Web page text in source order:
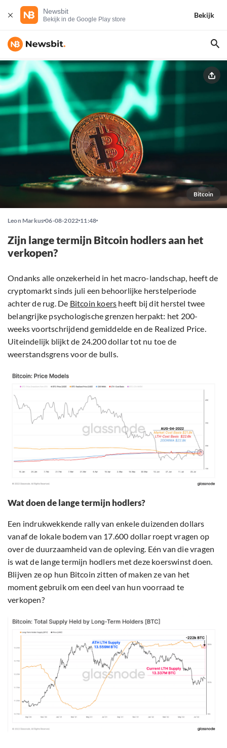
Newsbit
Bekijk in de Google Play store
Bekijk
Bitcoin
Leon Markus 06-08-2022 11:48
Zijn lange termijn Bitcoin hodlers aan het
verkopen?
Ondanks alle onzekerheid in het macro-landschap, heeft de
cryptomarkt sinds juli een behoorlijke herstelperiode
achter de rug. De Bitcoin koers heeft bij dit herstel twee
belangrijke psychologische grenzen herpakt: het 200-
weeks voortschrijdend gemiddelde en de Realized Price.
Uiteindelijk blijkt de 24.200 dollar tot nu toe de
weerstandsgrens voor de bulls.
Wat doen de lange termijn hodlers?
Een indrukwekkende rally van enkele duizenden dollars
vanaf de lokale bodem van 17.600 dollar roept vragen op
over de duurzaamheid van de opleving. Eén van die vragen
is wat de lange termijn hodlers met deze koerswinst doen.
Blijven ze op hun Bitcoin zitten of maken ze van het
moment gebruik om een deel van hun voorraad te
verkopen?